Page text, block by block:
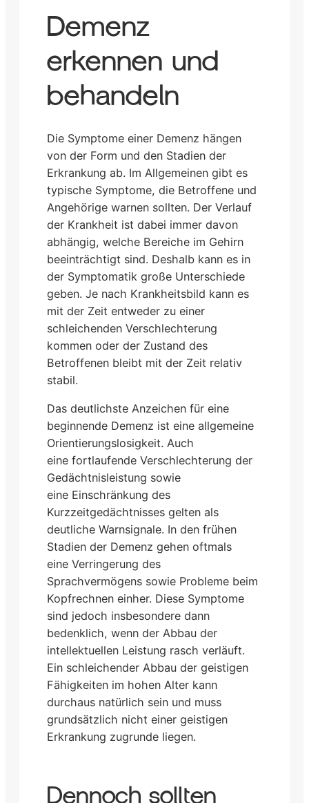
Demenz
erkennen und
behandeln
Die Symptome einer Demenz hängen
von der Form und den Stadien der
Erkrankung ab. Im Allgemeinen gibt es
typische Symptome, die Betroffene und
Angehörige warnen sollten. Der Verlauf
der Krankheit ist dabei immer davon
abhängig, welche Bereiche im Gehirn
beeinträchtigt sind. Deshalb kann es in
der Symptomatik große Unterschiede
geben. Je nach Krankheitsbild kann es
mit der Zeit entweder zu einer
schleichenden Verschlechterung
kommen oder der Zustand des
Betroffenen bleibt mit der Zeit relativ
stabil.
Das deutlichste Anzeichen für eine
beginnende Demenz ist eine allgemeine
Orientierungslosigkeit. Auch
eine fortlaufende Verschlechterung der
Gedächtnisleistung sowie
eine Einschränkung des
Kurzzeitgedächtnisses gelten als
deutliche Warnsignale. In den frühen
Stadien der Demenz gehen oftmals
eine Verringerung des
Sprachvermögens sowie Probleme beim
Kopfrechnen einher. Diese Symptome
sind jedoch insbesondere dann
bedenklich, wenn der Abbau der
intellektuellen Leistung rasch verläuft.
Ein schleichender Abbau der geistigen
Fähigkeiten im hohen Alter kann
durchaus natürlich sein und muss
grundsätzlich nicht einer geistigen
Erkrankung zugrunde liegen.
Dennoch sollten